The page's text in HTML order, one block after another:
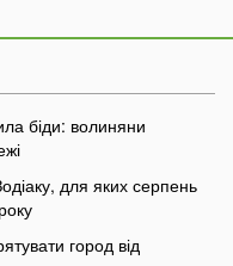
біди: волиняни
для яких серпень
город від